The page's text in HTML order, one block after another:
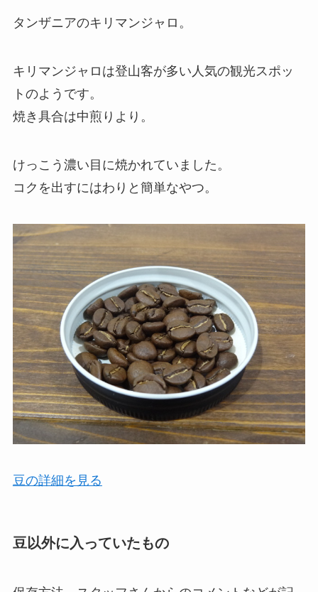
タンザニアのキリマンジャロ。
キリマンジャロは登山客が多い人気の観光スポッ
トのようです。
焼き具合は中煎りより。
けっこう濃い目に焼かれていました。
コクを出すにはわりと簡単なやつ。
豆の詳細を見る
豆以外に入っていたもの